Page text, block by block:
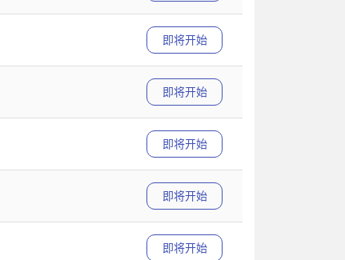
即将开始
即将开始
即将开始
即将开始
即将开始